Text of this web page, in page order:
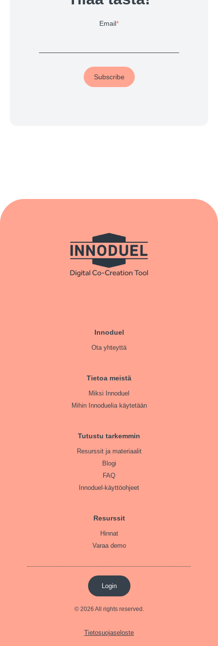
Email*
Innoduel
Ota yhteyttä
Tietoa meistä
Miksi Innoduel
Mihin Innoduelia käytetään
Tutustu tarkemmin
Resurssit ja materiaalit
Blogi
FAQ
Innoduel-käyttöohjeet
Resurssit
Hinnat
Varaa demo
Login
© 2026 All rights reserved.
Tietosuojaseloste